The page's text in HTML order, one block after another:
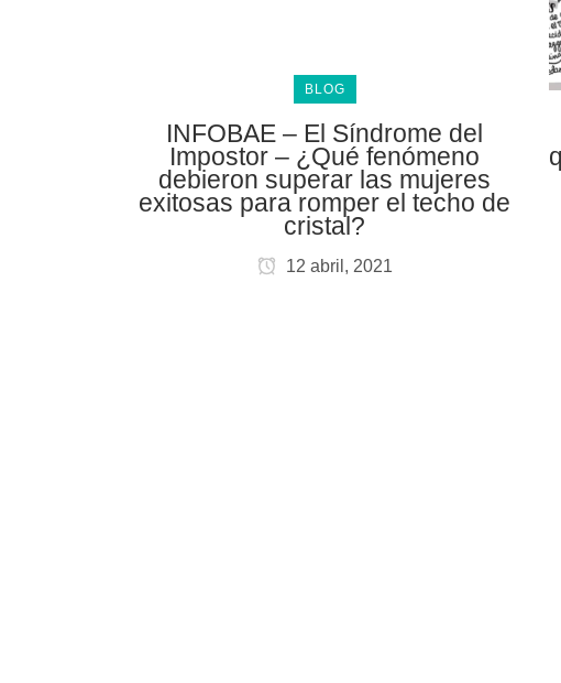
BLOG
INFOBAE – El Síndrome del
Impostor – ¿Qué fenómeno
debieron superar las mujeres
exitosas para romper el techo de
cristal?
12 abril, 2021